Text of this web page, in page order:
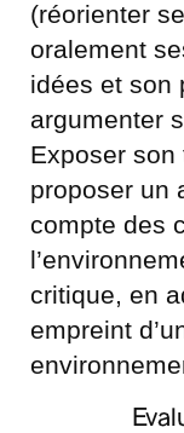
(réorienter
oralement
idées et son
argumenter
Exposer
proposer un
compte des
critique, en
empreint